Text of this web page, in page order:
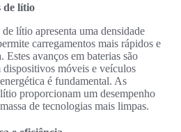
de lítio
lítio apresenta uma densidade
carregamentos mais rápidos e
avanços em baterias são
dispositivos móveis e veículos
é fundamental. As
proporcionam um desempenho
de tecnologias mais limpas.